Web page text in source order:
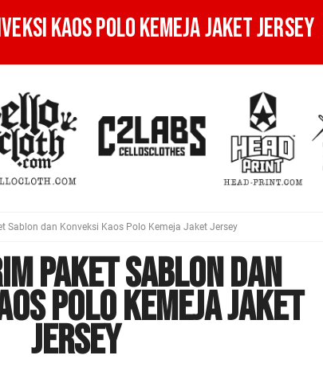
KAOS POLO KEMEJA JAKET JERSEY
Sablon dan Konveksi Kaos Polo Kemeja Jaket Jersey
Paket Sablon dan
Polo Kemeja Jaket
Jersey